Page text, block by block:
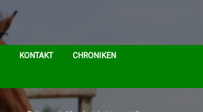
KONTAKT CHRONIKEN